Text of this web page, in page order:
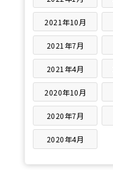
2021年10月
2021年7月
2021年4月
2020年10月
2020年7月
2020年4月